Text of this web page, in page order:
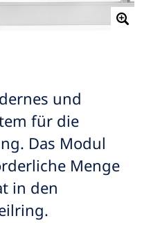
und
für die
Das Modul
Menge
in den